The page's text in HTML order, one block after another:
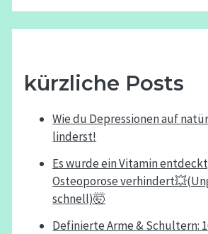
kürzliche Posts
Wie du Depressionen auf
linderst!
Es wurde ein Vitamin
Osteoporose
schnell)🤯
Definierte Arme & Schultern: